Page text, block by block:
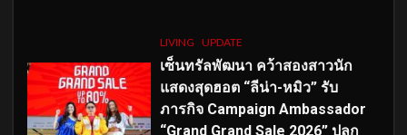
LIVING UPDATE
เซ็นทรัลพัฒนา คว้าสองสาวนัก
แสดงสุดฮอต “ลีน่า-หมิว” รับ
ภารกิจ Campaign Ambassador
“Grand Grand Sale 2026” ปลุก